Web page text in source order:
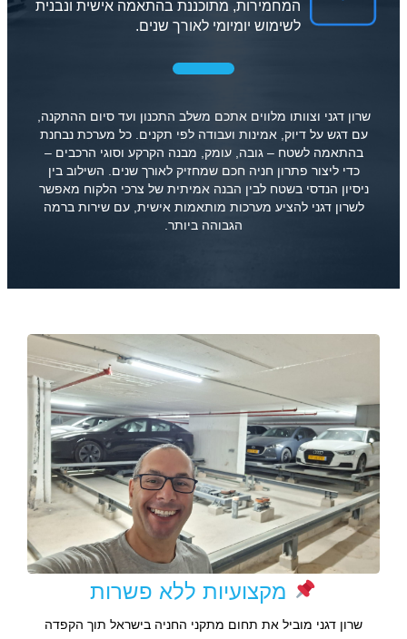
המחמירות, מתוכננת בהתאמה אישית ונבנית
לשימוש יומיומי לאורך שנים.
שרון דגני וצוותו מלווים אתכם משלב התכנון ועד סיום ההתקנה,
עם דגש על דיוק, אמינות ועבודה לפי תקנים. כל מערכת נבחנת
בהתאמה לשטח – גובה, עומק, מבנה הקרקע וסוגי הרכבים –
כדי ליצור פתרון חניה חכם שמחזיק לאורך שנים. השילוב בין
ניסיון הנדסי בשטח לבין הבנה אמיתית של צרכי הלקוח מאפשר
לשרון דגני להציע מערכות מותאמות אישית, עם שירות ברמה
הגבוהה ביותר.
מקצועיות ללא פשרות
שרון דגני מוביל את תחום מתקני החניה בישראל תוך הקפדה